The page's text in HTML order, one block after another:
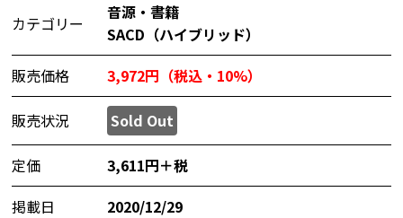
カテゴリー
音源・書籍
SACD（ハイブリッド）
販売価格
3,972円（税込・10%）
販売状況 Sold Out
定価
3,611円＋税
掲載日
2020/12/29